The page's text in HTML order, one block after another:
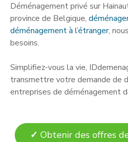
Déménagement privé sur
province de Belgique,
déménagement à l’étranger,
besoins.
Simplifiez-vous la vie,
transmettre votre demande de
entreprises de déménagement
✓ Obtenir des offres